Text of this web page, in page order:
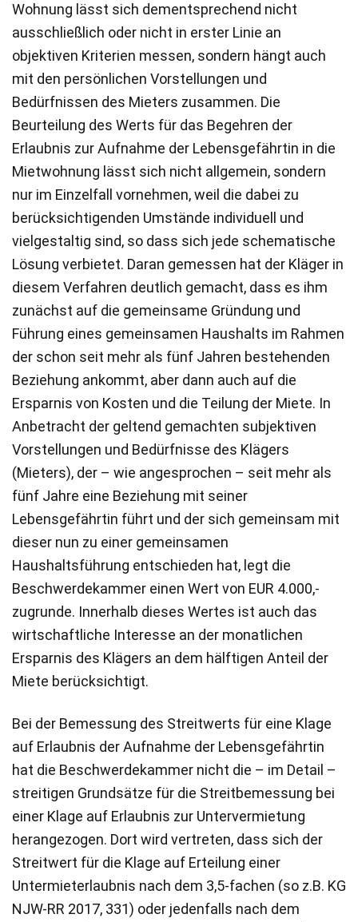
Wohnung lässt sich dementsprechend nicht
ausschließlich oder nicht in erster Linie an
objektiven Kriterien messen, sondern hängt auch
mit den persönlichen Vorstellungen und
Bedürfnissen des Mieters zusammen. Die
Beurteilung des Werts für das Begehren der
Erlaubnis zur Aufnahme der Lebensgefährtin in die
Mietwohnung lässt sich nicht allgemein, sondern
nur im Einzelfall vornehmen, weil die dabei zu
berücksichtigenden Umstände individuell und
vielgestaltig sind, so dass sich jede schematische
Lösung verbietet. Daran gemessen hat der Kläger in
diesem Verfahren deutlich gemacht, dass es ihm
zunächst auf die gemeinsame Gründung und
Führung eines gemeinsamen Haushalts im Rahmen
der schon seit mehr als fünf Jahren bestehenden
Beziehung ankommt, aber dann auch auf die
Ersparnis von Kosten und die Teilung der Miete. In
Anbetracht der geltend gemachten subjektiven
Vorstellungen und Bedürfnisse des Klägers
(Mieters), der – wie angesprochen – seit mehr als
fünf Jahre eine Beziehung mit seiner
Lebensgefährtin führt und der sich gemeinsam mit
dieser nun zu einer gemeinsamen
Haushaltsführung entschieden hat, legt die
Beschwerdekammer einen Wert von EUR 4.000,-
zugrunde. Innerhalb dieses Wertes ist auch das
wirtschaftliche Interesse an der monatlichen
Ersparnis des Klägers an dem hälftigen Anteil der
Miete berücksichtigt.
Bei der Bemessung des Streitwerts für eine Klage
auf Erlaubnis der Aufnahme der Lebensgefährtin
hat die Beschwerdekammer nicht die – im Detail –
streitigen Grundsätze für die Streitbemessung bei
einer Klage auf Erlaubnis zur Untervermietung
herangezogen. Dort wird vertreten, dass sich der
Streitwert für die Klage auf Erteilung einer
Untermieterlaubnis nach dem 3,5-fachen (so z.B. KG
NJW-RR 2017, 331) oder jedenfalls nach dem